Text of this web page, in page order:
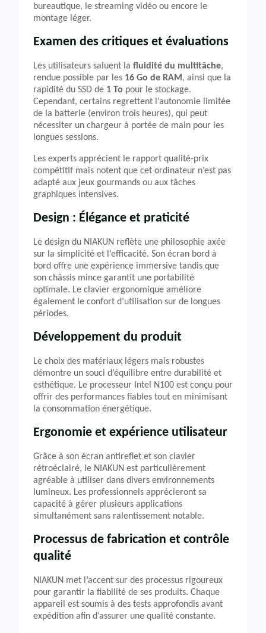
bureautique, le streaming vidéo ou encore le
montage léger.
Examen des critiques et évaluations
Les utilisateurs saluent la fluidité du multitâche,
rendue possible par les 16 Go de RAM , ainsi que la
rapidité du SSD de 1 To pour le stockage.
Cependant, certains regrettent l’autonomie limitée
de la batterie (environ trois heures), qui peut
nécessiter un chargeur à portée de main pour les
longues sessions.
Les experts apprécient le rapport qualité-prix
compétitif mais notent que cet ordinateur n’est pas
adapté aux jeux gourmands ou aux tâches
graphiques intensives.
Design : Élégance et praticité
Le design du NIAKUN reflète une philosophie axée
sur la simplicité et l’efficacité. Son écran bord à
bord offre une expérience immersive tandis que
son châssis mince garantit une portabilité
optimale. Le clavier ergonomique améliore
également le confort d’utilisation sur de longues
périodes.
Développement du produit
Le choix des matériaux légers mais robustes
démontre un souci d’équilibre entre durabilité et
esthétique. Le processeur Intel N100 est conçu pour
offrir des performances fiables tout en minimisant
la consommation énergétique.
Ergonomie et expérience utilisateur
Grâce à son écran antireflet et son clavier
rétroéclairé, le NIAKUN est particulièrement
agréable à utiliser dans divers environnements
lumineux. Les professionnels apprécieront sa
capacité à gérer plusieurs applications
simultanément sans ralentissement notable.
Processus de fabrication et contrôle
qualité
NIAKUN met l’accent sur des processus rigoureux
pour garantir la fiabilité de ses produits. Chaque
appareil est soumis à des tests approfondis avant
expédition afin d’assurer une qualité constante.